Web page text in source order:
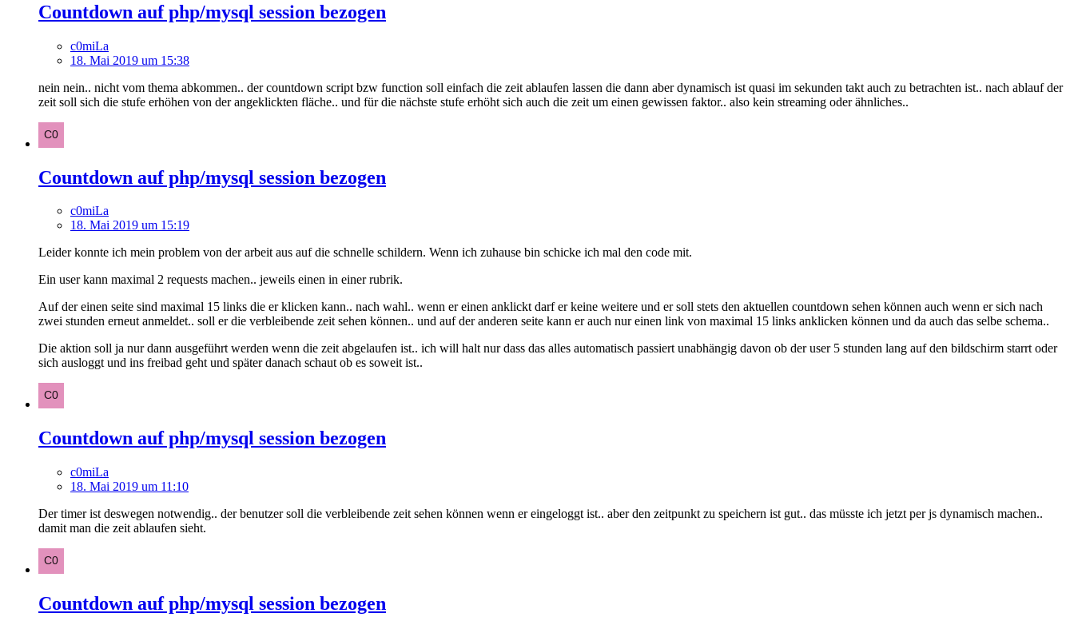
Countdown auf php/mysql session bezogen
c0miLa
18. Mai 2019 um 15:38
nein nein.. nicht vom thema abkommen.. der countdown script bzw function soll einfach die zeit ablaufen lassen die dann aber dynamisch ist quasi im sekunden takt auch zu betrachten ist.. nach ablauf der
zeit soll sich die stufe erhöhen von der angeklickten fläche.. und für die nächste stufe erhöht sich auch die zeit um einen gewissen faktor.. also kein streaming oder ähnliches..
Countdown auf php/mysql session bezogen
c0miLa
18. Mai 2019 um 15:19
Leider konnte ich mein problem von der arbeit aus auf die schnelle schildern. Wenn ich zuhause bin schicke ich mal den code mit.
Ein user kann maximal 2 requests machen.. jeweils einen in einer rubrik.
Auf der einen seite sind maximal 15 links die er klicken kann.. nach wahl.. wenn er einen anklickt darf er keine weitere und er soll stets den aktuellen countdown sehen können auch wenn er sich nach
zwei stunden erneut anmeldet.. soll er die verbleibende zeit sehen können.. und auf der anderen seite kann er auch nur einen link von maximal 15 links anklicken können und da auch das selbe schema..
Die aktion soll ja nur dann ausgeführt werden wenn die zeit abgelaufen ist.. ich will halt nur dass das alles automatisch passiert unabhängig davon ob der user 5 stunden lang auf den bildschirm starrt oder
sich ausloggt und ins freibad geht und später danach schaut ob es soweit ist..
Countdown auf php/mysql session bezogen
c0miLa
18. Mai 2019 um 11:10
Der timer ist deswegen notwendig.. der benutzer soll die verbleibende zeit sehen können wenn er eingeloggt ist.. aber den zeitpunkt zu speichern ist gut.. das müsste ich jetzt per js dynamisch machen..
damit man die zeit ablaufen sieht.
Countdown auf php/mysql session bezogen